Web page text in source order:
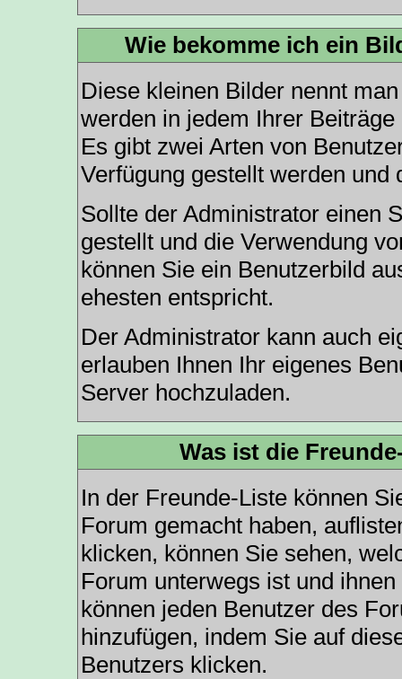
Wie bekomme ich ein
Diese kleinen Bilder nennt
werden in jedem Ihrer
Es gibt zwei Arten von
Verfügung gestellt werden
Sollte der Administrator einen
gestellt und die Verwendung
können Sie ein Benutzerbild
ehesten entspricht.
Der Administrator kann auch
erlauben Ihnen Ihr eigenes
Server hochzuladen.
Was ist die
In der Freunde-Liste können
Forum gemacht haben,
klicken, können Sie sehen,
Forum unterwegs ist und
können jeden Benutzer des
hinzufügen, indem Sie auf
Benutzers klicken.